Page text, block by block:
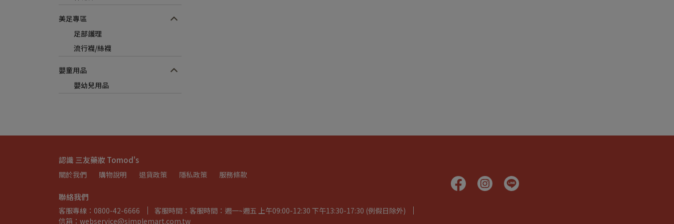
美足專區
足部護理
流行襪/絲襪
嬰童用品
嬰幼兒用品
認識 三友藥妝 Tomod's
關於我們 購物說明 退貨政策 隱私政策 服務條款
聯絡我們
客服專線：0800-42-6666
客服時間：客服時間：週一~週五 上午09:00-12:30 下午13:30-17:30 (例假日除外)
信箱：webservice@simplemart.com.tw